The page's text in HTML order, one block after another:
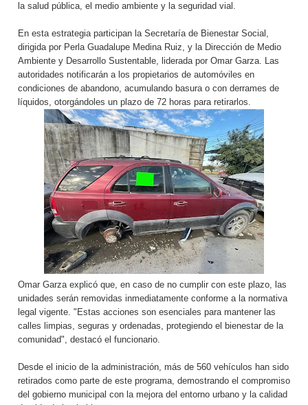
la salud pública, el medio ambiente y la seguridad vial.
En esta estrategia participan la Secretaría de Bienestar Social,
dirigida por Perla Guadalupe Medina Ruiz, y la Dirección de Medio
Ambiente y Desarrollo Sustentable, liderada por Omar Garza. Las
autoridades notificarán a los propietarios de automóviles en
condiciones de abandono, acumulando basura o con derrames de
líquidos, otorgándoles un plazo de 72 horas para retirarlos.
Omar Garza explicó que, en caso de no cumplir con este plazo, las
unidades serán removidas inmediatamente conforme a la normativa
legal vigente. "Estas acciones son esenciales para mantener las
calles limpias, seguras y ordenadas, protegiendo el bienestar de la
comunidad", destacó el funcionario.
Desde el inicio de la administración, más de 560 vehículos han sido
retirados como parte de este programa, demostrando el compromiso
del gobierno municipal con la mejora del entorno urbano y la calidad